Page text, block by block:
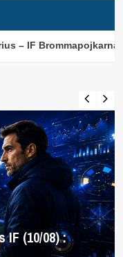
(10/08) :
IF (10/08) :